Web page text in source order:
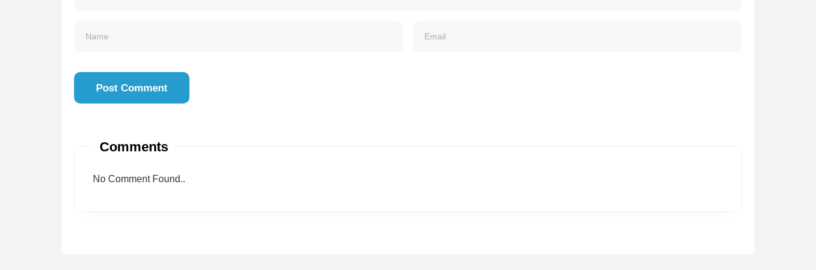
Comments
No Comment Found..